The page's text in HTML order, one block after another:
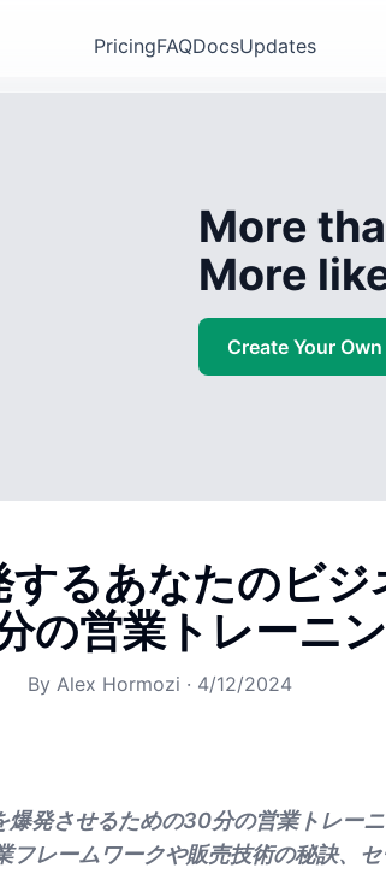
PricingFAQDocsUpdates
More
More
Create Your Own
るあなたのビジ
の営業トレーニ
By Alex Hormozi · 4/12/2024
発させるための30分の営業トレーニ
フレームワークや販売技術の秘訣、